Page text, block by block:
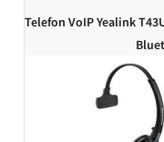
Telefon VoIP Yealink